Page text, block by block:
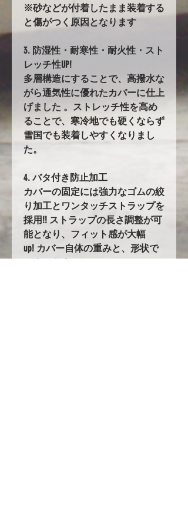
※砂などが付着したまま装着する
と傷がつく原因となります
3. 防湿性・耐寒性・耐火性・スト
レッチ性UP!
多層構造にすることで、高撥水な
がら通気性に優れたカバーに仕上
げました 。ストレッチ性を高め
ることで、寒冷地でも硬くならず
雪国でも装着しやすくなりまし
た。
4. バタ付き防止加工
カバーの固定には強力なゴムの絞
り加工とワンタッチストラップを
採用!! ストラップの長さ調整が可
能となり、フィット感が大幅
up! カバー自体の重みと、形状で
バタつきません！